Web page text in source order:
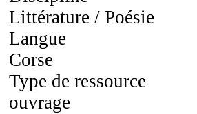
Littérature / Poésie
Langue
Corse
Type de ressource
ouvrage